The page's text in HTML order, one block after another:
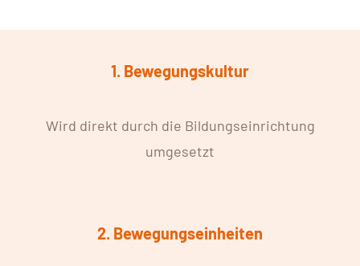
1. Bewegungskultur
Wird direkt durch die Bildungseinrichtung
umgesetzt
2. Bewegungseinheiten